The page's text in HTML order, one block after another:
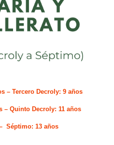
– Tercero Decroly: 9 años
– Quinto Decroly: 11 años
Séptimo: 13 años